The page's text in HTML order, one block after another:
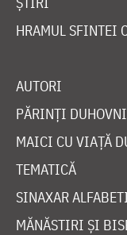
HRAMUL SFINTEI
AUTORI
PĂRINȚI
MAICI CU VIAȚĂ
TEMATICĂ
SINAXAR
MĂNĂSTIRI ȘI